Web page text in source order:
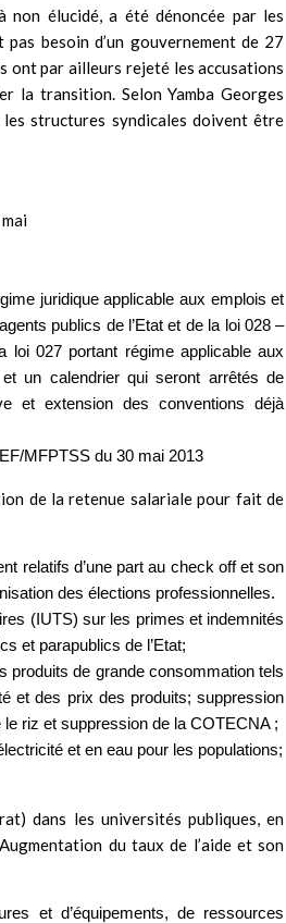
non élucidé, a été dénoncée par les
besoin d’un gouvernement de 27
ont par ailleurs rejeté les accusations
la transition. Selon Yamba Georges
structures syndicales doivent être
mai
juridique applicable aux emplois et
publics de l’Etat et de la loi 028 –
027 portant régime applicable aux
un calendrier qui seront arrêtés de
et extension des conventions déjà
MFPTSS du 30 mai 2013
de la retenue salariale pour fait de
relatifs d’une part au check off et son
des élections professionnelles.
(IUTS) sur les primes et indemnités
et parapublics de l’Etat;
produits de grande consommation tels
et des prix des produits; suppression
riz et suppression de la COTECNA ;
et en eau pour les populations;
dans les universités publiques, en
du taux de l’aide et son
et d’équipements, de ressources